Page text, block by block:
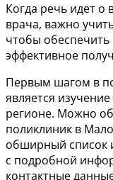
Когда речь идет
врача, важно
чтобы
эффективное
Первым шагом в
является
регионе. Можно
поликлиник в
обширный список
с подробной
контактные